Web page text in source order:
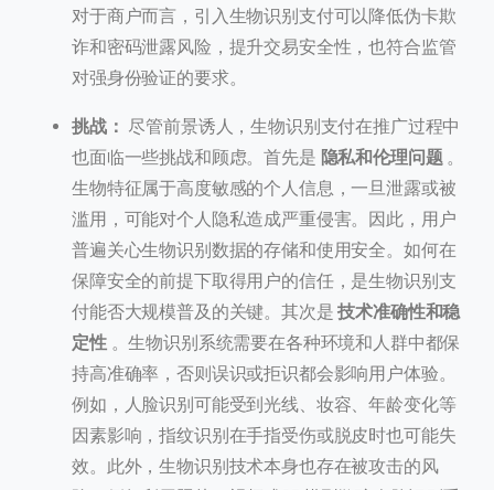
对于商户而言，引入生物识别支付可以降低伪卡欺
诈和密码泄露风险，提升交易安全性，也符合监管
对强身份验证的要求。
挑战： 尽管前景诱人，生物识别支付在推广过程中
也面临一些挑战和顾虑。首先是 隐私和伦理问题 。
生物特征属于高度敏感的个人信息，一旦泄露或被
滥用，可能对个人隐私造成严重侵害。因此，用户
普遍关心生物识别数据的存储和使用安全。如何在
保障安全的前提下取得用户的信任，是生物识别支
付能否大规模普及的关键。其次是技术准确性和稳
定性 。生物识别系统需要在各种环境和人群中都保
持高准确率，否则误识或拒识都会影响用户体验。
例如，人脸识别可能受到光线、妆容、年龄变化等
因素影响，指纹识别在手指受伤或脱皮时也可能失
效。此外，生物识别技术本身也存在被攻击的风